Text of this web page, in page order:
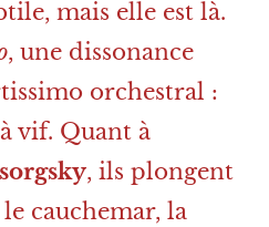
mais elle est là.
, une dissonance
orchestral :
vif. Quant à
, ils plongent
cauchemar, la